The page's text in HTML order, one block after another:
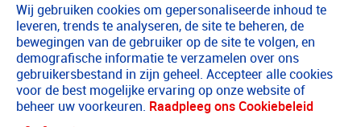
Wij gebruiken cookies om gepersonaliseerde inhoud te
leveren, trends te analyseren, de site te beheren, de
bewegingen van de gebruiker op de site te volgen, en
demografische informatie te verzamelen over ons
gebruikersbestand in zijn geheel. Accepteer alle cookies
voor de best mogelijke ervaring op onze website of
beheer uw voorkeuren. Raadpleeg ons Cookiebeleid